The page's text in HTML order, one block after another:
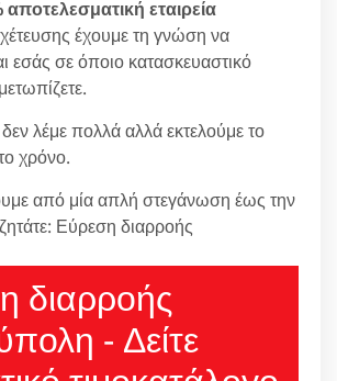
αποτελεσματική εταιρεία
έχουμε τη γνώση να
εσάς σε όποιο κατασκευαστικό
λέμε πολλά αλλά εκτελούμε το
χρόνο.
από μία απλή στεγάνωση έως την
Εύρεση διαρροής
διαρροής
- Δείτε